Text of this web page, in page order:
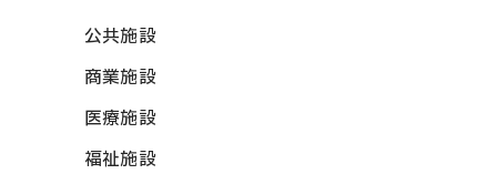
公共施設
商業施設
医療施設
福祉施設